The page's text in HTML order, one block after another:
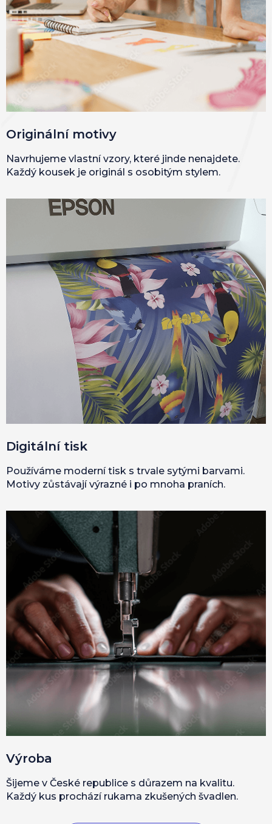
Originální motivy
Navrhujeme vlastní vzory, které jinde nenajdete.
Každý kousek je originál s osobitým stylem.
Digitální tisk
Používáme moderní tisk s trvale sytými barvami.
Motivy zůstávají výrazné i po mnoha praních.
Výroba
Šijeme v České republice s důrazem na kvalitu.
Každý kus prochází rukama zkušených švadlen.